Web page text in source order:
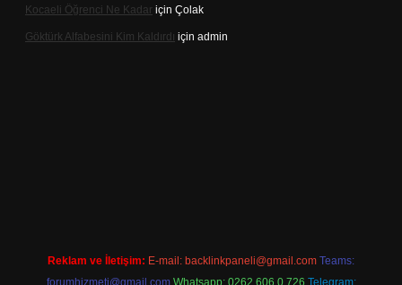
Kocaeli Öğrenci Ne Kadar için Çolak
Göktürk Alfabesini Kim Kaldırdı için admin
Reklam ve İletişim: E-mail: backlinkpaneli@gmail.com Teams:
forumhizmeti@gmail.com Whatsapp: 0262 606 0 726 Telegram: